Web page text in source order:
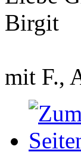
Birgit
mit F.,